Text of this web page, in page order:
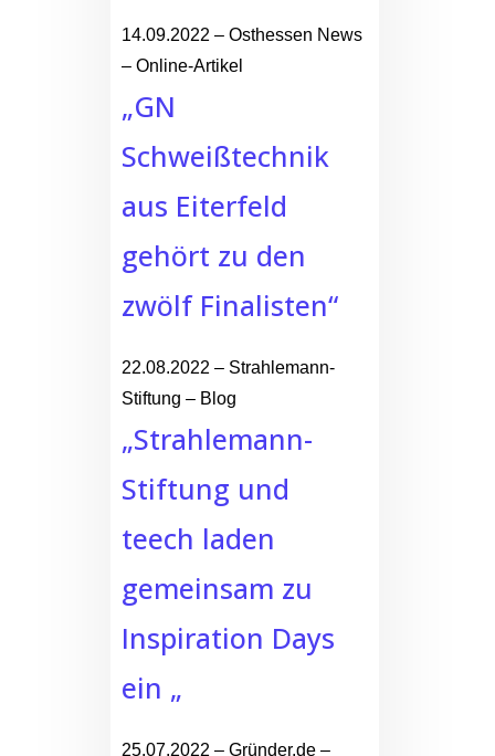
14.09.2022 – Osthessen News
– Online-Artikel
„GN
Schweißtechnik
aus Eiterfeld
gehört zu den
zwölf Finalisten“
22.08.2022 – Strahlemann-
Stiftung – Blog
„Strahlemann-
Stiftung und
teech laden
gemeinsam zu
Inspiration Days
ein „
25.07.2022 – Gründer.de –